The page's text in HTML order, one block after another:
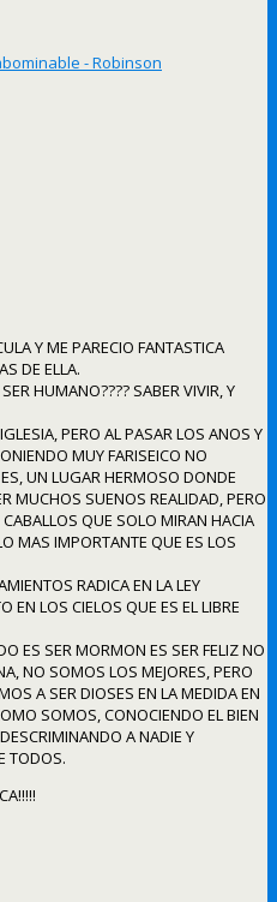
- Robinson
Y ME PARECIO FANTASTICA
DE ELLA.
HUMANO???? SABER VIVIR, Y
PERO AL PASAR LOS ANOS Y
MUY FARISEICO NO
UN LUGAR HERMOSO DONDE
MUCHOS SUENOS REALIDAD, PERO
QUE SOLO MIRAN HACIA
MAS IMPORTANTE QUE ES LOS
RADICA EN LA LEY
EN LOS CIELOS QUE ES EL LIBRE
ES SER MORMON ES SER FELIZ NO
NO SOMOS LOS MEJORES, PERO
A SER DIOSES EN LA MEDIDA EN
SOMOS, CONOCIENDO EL BIEN
A NADIE Y
TODOS.